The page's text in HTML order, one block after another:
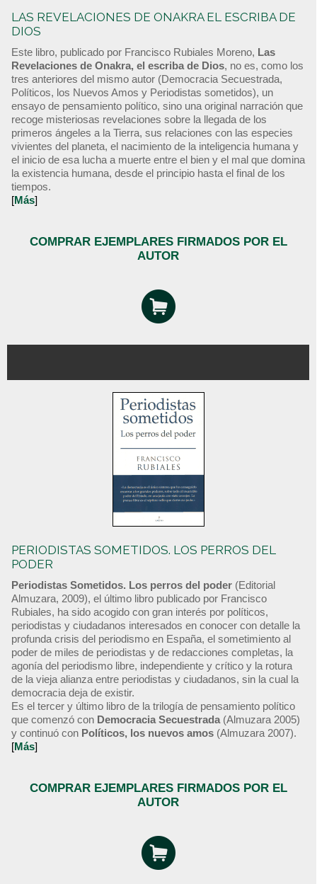
LAS REVELACIONES DE ONAKRA EL ESCRIBA DE
DIOS
Este libro, publicado por Francisco Rubiales Moreno, Las
Revelaciones de Onakra, el escriba de Dios, no es, como los
tres anteriores del mismo autor (Democracia Secuestrada,
Políticos, los Nuevos Amos y Periodistas sometidos), un
ensayo de pensamiento político, sino una original narración que
recoge misteriosas revelaciones sobre la llegada de los
primeros ángeles a la Tierra, sus relaciones con las especies
vivientes del planeta, el nacimiento de la inteligencia humana y
el inicio de esa lucha a muerte entre el bien y el mal que domina
la existencia humana, desde el principio hasta el final de los
tiempos.
[Más]
COMPRAR EJEMPLARES FIRMADOS POR EL
AUTOR
PERIODISTAS SOMETIDOS. LOS PERROS DEL
PODER
Periodistas Sometidos. Los perros del poder (Editorial
Almuzara, 2009), el último libro publicado por Francisco
Rubiales, ha sido acogido con gran interés por políticos,
periodistas y ciudadanos interesados en conocer con detalle la
profunda crisis del periodismo en España, el sometimiento al
poder de miles de periodistas y de redacciones completas, la
agonía del periodismo libre, independiente y crítico y la rotura
de la vieja alianza entre periodistas y ciudadanos, sin la cual la
democracia deja de existir.
Es el tercer y último libro de la trilogía de pensamiento político
que comenzó con Democracia Secuestrada (Almuzara 2005)
y continuó con Políticos, los nuevos amos (Almuzara 2007).
[Más]
COMPRAR EJEMPLARES FIRMADOS POR EL
AUTOR